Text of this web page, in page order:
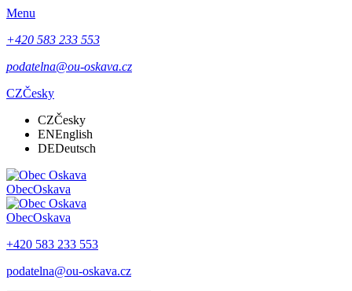
Menu
+420 583 233 553
podatelna@ou-oskava.cz
CZČesky
CZČesky
ENEnglish
DEDeutsch
ObecOskava
ObecOskava
+420 583 233 553
podatelna@ou-oskava.cz